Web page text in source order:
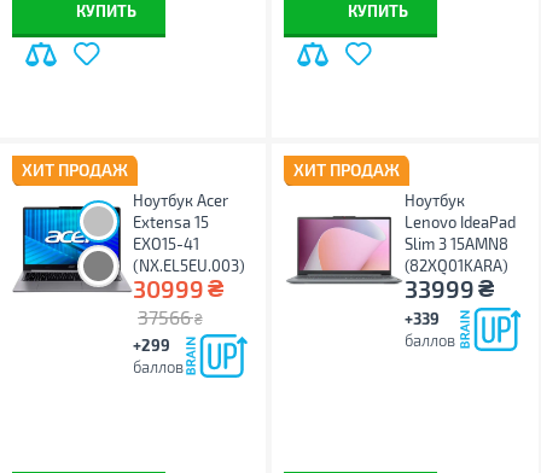
КУПИТЬ КУПИТЬ
ХИТ ПРОДАЖ
Ноутбук Acer
Extensa 15
EXO15-41
(NX.EL5EU.003)
30999₴
37566 ₴
+299
баллов
ХИТ ПРОДАЖ
Ноутбук
Lenovo IdeaPad
Slim 3 15AMN8
(82XQ01KARA)
33999₴
+339
баллов